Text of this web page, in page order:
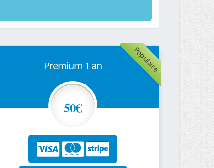
Populaire
Premium 1 an
50€